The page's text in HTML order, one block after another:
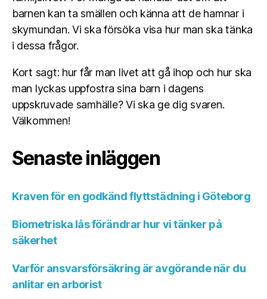
barnen kan ta smällen och känna att de hamnar i
skymundan. Vi ska försöka visa hur man ska tänka
i dessa frågor.
Kort sagt: hur får man livet att gå ihop och hur ska
man lyckas uppfostra sina barn i dagens
uppskruvade samhälle? Vi ska ge dig svaren.
Välkommen!
Senaste inläggen
Kraven för en godkänd flyttstädning i Göteborg
Biometriska lås förändrar hur vi tänker på
säkerhet
Varför ansvarsförsäkring är avgörande när du
anlitar en arborist